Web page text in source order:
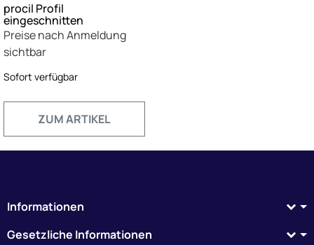
procil Profil
eingeschnitten
Preise nach Anmeldung
sichtbar
Sofort verfügbar
ZUM ARTIKEL
Informationen
Gesetzliche Informationen